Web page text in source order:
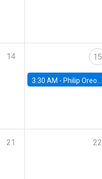
14 15
3:30 AM - Philip Oreopolous, University of Toronto
21 22